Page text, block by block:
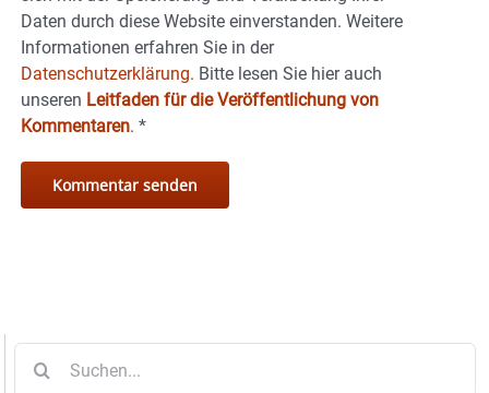
Daten durch diese Website einverstanden. Weitere
Informationen erfahren Sie in der
Datenschutzerklärung. Bitte lesen Sie hier auch
unseren Leitfaden für die Veröffentlichung von
Kommentaren. *
nach: